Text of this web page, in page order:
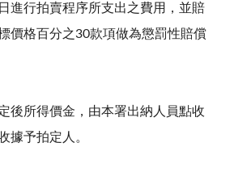
進行拍賣程序所支出之費用，並賠
價格百分之30款項做為懲罰性賠償
後所得價金，由本署出納人員點收
據予拍定人。